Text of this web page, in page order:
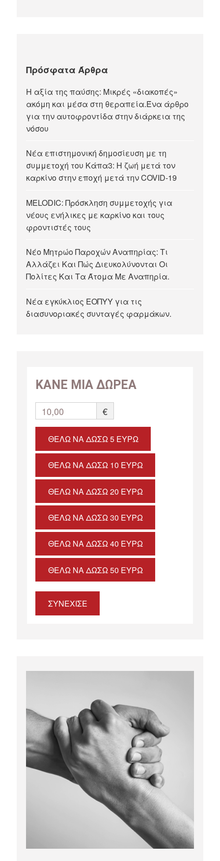
Πρόσφατα Άρθρα
Η αξία της παύσης: Μικρές «διακοπές»
ακόμη και μέσα στη θεραπεία.Ένα άρθρο
για την αυτοφροντίδα στην διάρκεια της
νόσου
Νέα επιστημονική δημοσίευση με τη
συμμετοχή του Κάπα3: Η ζωή μετά τον
καρκίνο στην εποχή μετά την COVID-19
MELODIC: Πρόσκληση συμμετοχής για
νέους ενήλικες με καρκίνο και τους
φροντιστές τους
Νέο Μητρώο Παροχών Αναπηρίας: Τι
Αλλάζει Και Πώς Διευκολύνονται Οι
Πολίτες Και Τα Άτομα Με Αναπηρία.
Νέα εγκύκλιος ΕΟΠΥΥ για τις
διασυνοριακές συνταγές φαρμάκων.
ΚΑΝΕ ΜΙΑ ΔΩΡΕΑ
10,00 €
ΘΈΛΩ ΝΑ ΔΏΣΩ 5 ΕΥΡΏ
ΘΈΛΩ ΝΑ ΔΏΣΩ 10 ΕΥΡΏ
ΘΈΛΩ ΝΑ ΔΏΣΩ 20 ΕΥΡΏ
ΘΈΛΩ ΝΑ ΔΏΣΩ 30 ΕΥΡΏ
ΘΈΛΩ ΝΑ ΔΏΣΩ 40 ΕΥΡΏ
ΘΈΛΩ ΝΑ ΔΏΣΩ 50 ΕΥΡΏ
ΣΥΝΕΧΙΣΕ